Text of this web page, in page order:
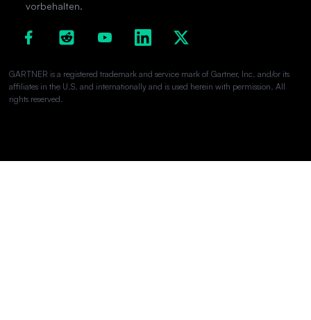
vorbehalten.
GARTNER is a registered trademark and service mark of Gartner, Inc. and/or its
affiliates in the U.S. and internationally and is used herein with permission. All
rights reserved.